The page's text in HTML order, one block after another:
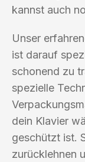
kannst auch
Unser
ist darauf
schonend zu
spezielle
dein Klavier
geschützt ist.
zurücklehnen